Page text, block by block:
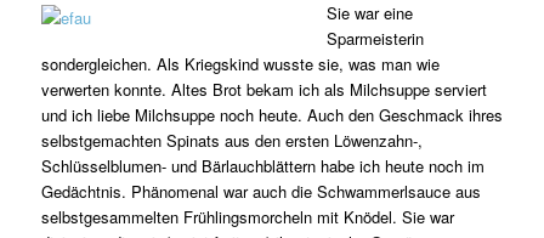
Sie war eine
Sparmeisterin
sondergleichen. Als Kriegskind wusste sie, was man wie
verwerten konnte. Altes Brot bekam ich als Milchsuppe serviert
und ich liebe Milchsuppe noch heute. Auch den Geschmack ihres
selbstgemachten Spinats aus den ersten Löwenzahn-,
Schlüsselblumen- und Bärlauchblättern habe ich heute noch im
Gedächtnis. Phänomenal war auch die Schwammerlsauce aus
selbstgesammelten Frühlingsmorcheln mit Knödel. Sie war